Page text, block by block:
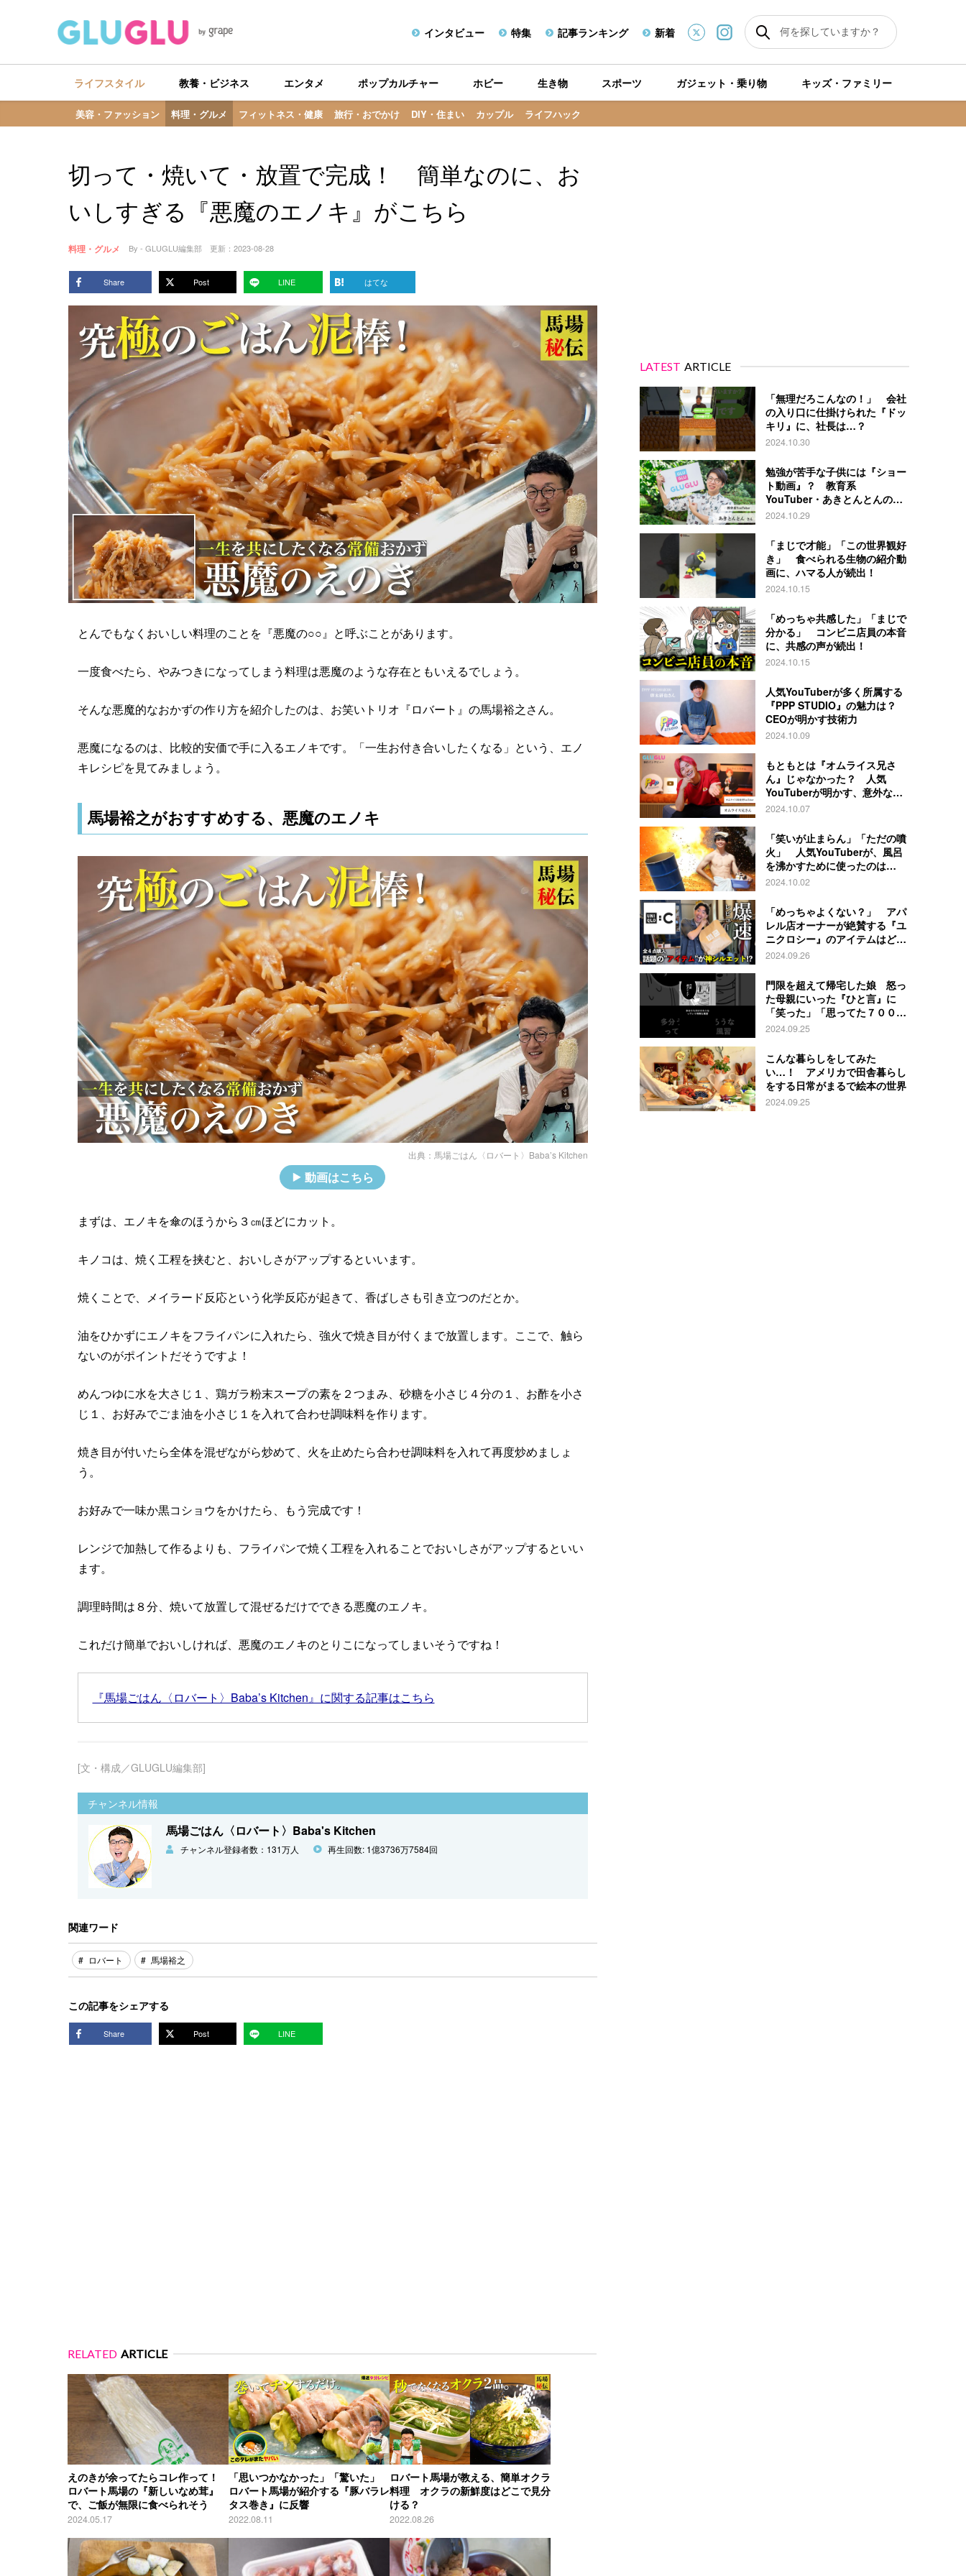
インタビュー 特集 記事ランキング 新着
ライフスタイル
美容・ファッション 料理・グルメ フィットネス・健康 旅行・おでかけ DIY・住まい カップル ライフハック
教養・ビジネス エンタメ ポップカルチャー ホビー 生き物 スポーツ ガジェット・乗り物 キッズ・ファミリー
切って・焼いて・放置で完成！ 簡単なのに、お
いしすぎる『悪魔のエノキ』がこちら
料理・グルメ By - GLUGLU編集部 更新： 2023-08-28
Share Post LINE はてな
とんでもなくおいしい料理のことを『悪魔の○○』と呼ぶことがあります。
一度食べたら、やみつきになってしまう料理は悪魔のような存在ともいえるでしょう。
そんな悪魔的なおかずの作り方を紹介したのは、お笑いトリオ『ロバート』の馬場裕之さん。
悪魔になるのは、比較的安価で手に入るエノキです。「一生お付き合いしたくなる」という、エノ
キレシピを見てみましょう。
馬場裕之がおすすめする、悪魔のエノキ
出典： 馬場ごはん〈ロバート〉Baba’s Kitchen
動画はこちら
まずは、エノキを傘のほうから３㎝ほどにカット。
キノコは、焼く工程を挟むと、おいしさがアップするといいます。
焼くことで、メイラード反応という化学反応が起きて、香ばしさも引き立つのだとか。
油をひかずにエノキをフライパンに入れたら、強火で焼き目が付くまで放置します。ここで、触ら
ないのがポイントだそうですよ！
めんつゆに水を大さじ１、鶏ガラ粉末スープの素を２つまみ、砂糖を小さじ４分の１、お酢を小さ
じ１、お好みでごま油を小さじ１を入れて合わせ調味料を作ります。
焼き目が付いたら全体を混ぜながら炒めて、火を止めたら合わせ調味料を入れて再度炒めましょ
う。
お好みで一味か黒コショウをかけたら、もう完成です！
レンジで加熱して作るよりも、フライパンで焼く工程を入れることでおいしさがアップするといい
ます。
調理時間は８分、焼いて放置して混ぜるだけでできる悪魔のエノキ。
これだけ簡単でおいしければ、悪魔のエノキのとりこになってしまいそうですね！
『馬場ごはん〈ロバート〉Baba’s Kitchen』に関する記事はこちら
[文・構成／GLUGLU編集部]
チャンネル情報
馬場ごはん〈ロバート〉Baba's Kitchen
チャンネル登録者数：131万人 再生回数: 1億3736万7584回
関連ワード
ロバート 馬場裕之
この記事をシェアする
Share Post LINE
RELATED ARTICLE
えのきが余ってたらコレ作って！
ロバート馬場の『新しいなめ茸』
で、ご飯が無限に食べられそう
2024.05.17
「思いつかなかった」「驚いた」
ロバート馬場が紹介する『豚バラレ
タス巻き』に反響
2022.08.11
ロバート馬場が教える、簡単オクラ
料理 オクラの新鮮度はどこで見分
ける？
2022.08.26
LATEST ARTICLE
「無理だろこんなの！」 会社
の入り口に仕掛けられた『ドッ
キリ』に、社長は…？
2024.10.30
勉強が苦手な子供には『ショー
ト動画』？ 教育系
YouTuber・あきとんとんの戦
略とは
2024.10.29
「まじで才能」「この世界観好
き」 食べられる生物の紹介動
画に、ハマる人が続出！
2024.10.15
「めっちゃ共感した」「まじで
分かる」 コンビニ店員の本音
に、共感の声が続出！
2024.10.15
人気YouTuberが多く所属する
『PPP STUDIO』の魅力は？
CEOが明かす技術力
2024.10.09
もともとは『オムライス兄さ
ん』じゃなかった？ 人気
YouTuberが明かす、意外な過
去とは
2024.10.07
「笑いが止まらん」「ただの噴
火」 人気YouTuberが、風呂
を沸かすために使ったのは…
2024.10.02
「めっちゃよくない？」 アパ
レル店オーナーが絶賛する『ユ
ニクロシー』のアイテムはど
れ？
2024.09.26
門限を超えて帰宅した娘 怒っ
た母親にいった『ひと言』に
「笑った」「思ってた７００倍
特殊」
2024.09.25
こんな暮らしをしてみた
い…！ アメリカで田舎暮らし
をする日常がまるで絵本の世界
2024.09.25